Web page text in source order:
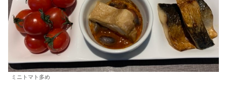
ミニトマト多め